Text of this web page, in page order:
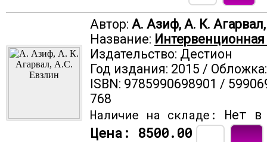
Автор: А. Азиф, А. К.
Название:
Издательство: Дестион
Год издания: 2015 /
ISBN: 9785990698901 /
768
Наличие на складе:
Нет
Цена: 8500.00